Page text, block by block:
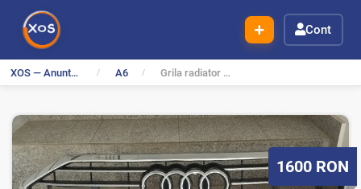
Cont
XOS — Anunturi Gratuite A6 Grila radiator Audi A6 C8 ( 2018-2020 )
P
1600 RON